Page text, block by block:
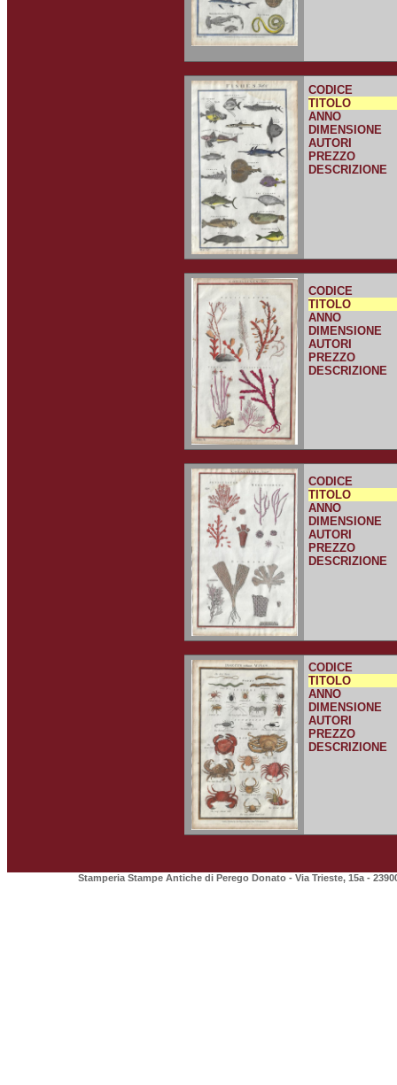
CODICE
TITOLO
ANNO
DIMENSIONE
AUTORI
PREZZO
DESCRIZIONE
CODICE
TITOLO
ANNO
DIMENSIONE
AUTORI
PREZZO
DESCRIZIONE
CODICE
TITOLO
ANNO
DIMENSIONE
AUTORI
PREZZO
DESCRIZIONE
CODICE
TITOLO
ANNO
DIMENSIONE
AUTORI
PREZZO
DESCRIZIONE
Stamperia Stampe Antiche di Perego Donato - Via Trieste, 15a -